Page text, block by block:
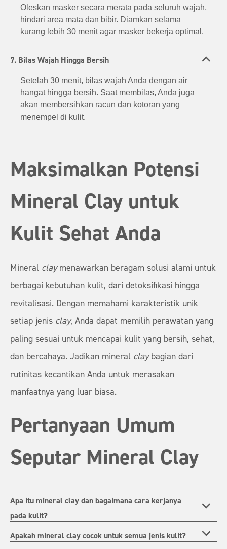
Oleskan masker secara merata pada seluruh wajah,
hindari area mata dan bibir. Diamkan selama
kurang lebih 30 menit agar masker bekerja optimal.
7. Bilas Wajah Hingga Bersih
Setelah 30 menit, bilas wajah Anda dengan air
hangat hingga bersih. Saat membilas, Anda juga
akan membersihkan racun dan kotoran yang
menempel di kulit.
Maksimalkan Potensi
Mineral Clay untuk
Kulit Sehat Anda
Mineral claymenawarkan beragam solusi alami untuk
berbagai kebutuhan kulit, dari detoksifikasi hingga
revitalisasi. Dengan memahami karakteristik unik
setiap jenis clay, Anda dapat memilih perawatan yang
paling sesuai untuk mencapai kulit yang bersih, sehat,
dan bercahaya. Jadikan mineral claybagian dari
rutinitas kecantikan Anda untuk merasakan
manfaatnya yang luar biasa.
Pertanyaan Umum
Seputar Mineral Clay
Apa itu mineral clay dan bagaimana cara kerjanya
pada kulit?
Apakah mineral clay cocok untuk semua jenis kulit?